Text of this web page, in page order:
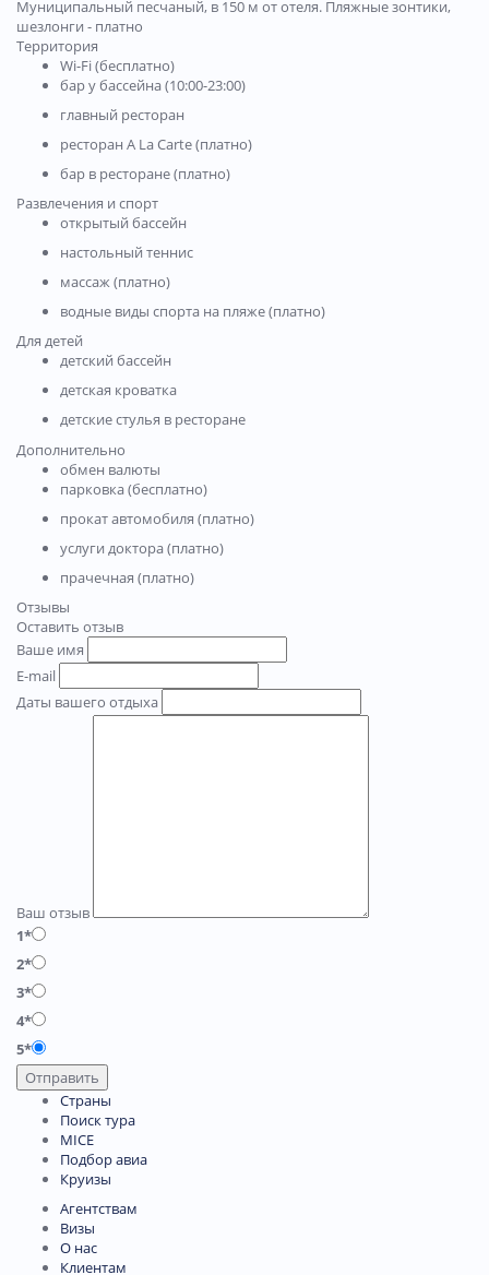
Муниципальный песчаный, в 150 м от отеля. Пляжные зонтики,
шезлонги - платно
Территория
Wi-Fi (бесплатно)
бар у бассейна (10:00-23:00)
главный ресторан
​ресторан A La Carte (платно)
бар в ресторане (платно)
Развлечения и спорт
открытый бассейн
настольный теннис
массаж (платно)
водные виды спорта на пляже (платно)
Для детей
детский бассейн
детская кроватка
детские стулья в ресторане
Дополнительно
обмен валюты
парковка (бесплатно)
прокат автомобиля (платно)
услуги доктора (платно)
прачечная (платно)
Отзывы
Оставить отзыв
Ваше имя
E-mail
Даты вашего отдыха
Ваш отзыв
1*
2*
3*
4*
5*
Отправить
Страны
Поиск тура
MICE
Подбор авиа
Круизы
Агентствам
Визы
О нас
Клиентам